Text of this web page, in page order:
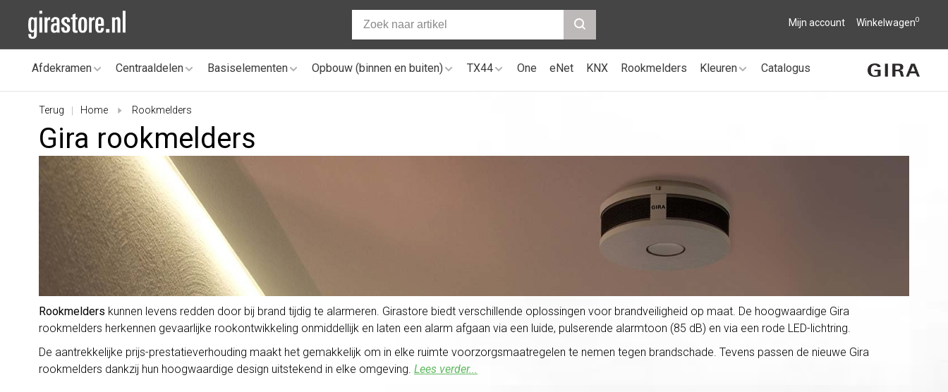
Mijn account Winkelwagen0
Afdekramen Centraaldelen Basiselementen Opbouw (binnen en buiten) TX44 One eNet KNX Rookmelders Kleuren Catalogus
Terug Home Rookmelders
Gira rookmelders
Rookmelders kunnen levens redden door bij brand tijdig te alarmeren. Girastore biedt verschillende oplossingen voor brandveiligheid op maat. De hoogwaardige Gira
rookmelders herkennen gevaarlijke rookontwikkeling onmiddellijk en laten een alarm afgaan via een luide, pulserende alarmtoon (85 dB) en via een rode LED-lichtring.
De aantrekkelijke prijs-prestatieverhouding maakt het gemakkelijk om in elke ruimte voorzorgsmaatregelen te nemen tegen brandschade. Tevens passen de nieuwe Gira
rookmelders dankzij hun hoogwaardige design uitstekend in elke omgeving. Lees verder...